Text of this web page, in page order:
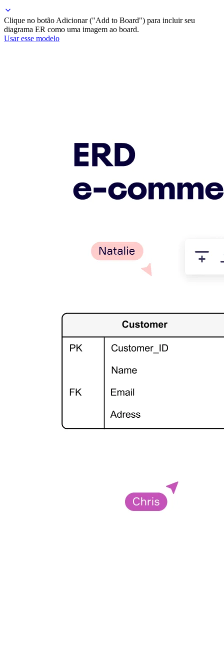
Clique no botão Adicionar ("Add to Board") para incluir seu
diagrama ER como uma imagem ao board.
Usar esse modelo